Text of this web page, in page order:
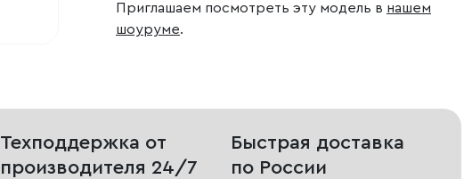
Приглашаем посмотреть эту модель в нашем
шоуруме.
Техподдержка от
производителя 24/7
Быстрая доставка
по России